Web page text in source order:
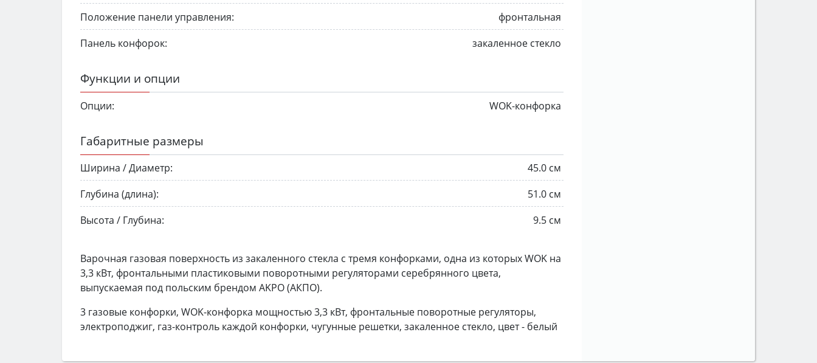
Положение панели управления:
фронтальная
Панель конфорок:
закаленное стекло
Функции и опции
Опции: WOK-конфорка
Габаритные размеры
Ширина / Диаметр:
45.0 см
Глубина (длина):
51.0 см
Высота / Глубина:
9.5 см
Варочная газовая поверхность из закаленного стекла с тремя конфорками, одна из которых WOK на
3,3 кВт, фронтальными пластиковыми поворотными регуляторами серебрянного цвета,
выпускаемая под польским брендом AKPO (АКПО).
3 газовые конфорки, WOK-конфорка мощностью 3,3 кВт, фронтальные поворотные регуляторы,
электроподжиг, газ-контроль каждой конфорки, чугунные решетки, закаленное стекло, цвет - белый